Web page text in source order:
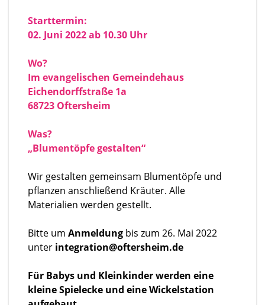
Starttermin:
02. Juni 2022 ab 10.30 Uhr
Wo?
Im evangelischen Gemeindehaus
Eichendorffstraße 1a
68723 Oftersheim
Was?
„Blumentöpfe gestalten“
Wir gestalten gemeinsam Blumentöpfe und
pflanzen anschließend Kräuter. Alle
Materialien werden gestellt.
Bitte um Anmeldung bis zum 26. Mai 2022
unter integration@oftersheim.de
Für Babys und Kleinkinder werden eine
kleine Spielecke und eine Wickelstation